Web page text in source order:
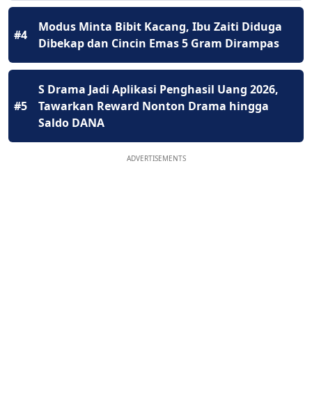
#4
Modus Minta Bibit Kacang, Ibu Zaiti Diduga
Dibekap dan Cincin Emas 5 Gram Dirampas
#5
S Drama Jadi Aplikasi Penghasil Uang 2026,
Tawarkan Reward Nonton Drama hingga
Saldo DANA
ADVERTISEMENTS